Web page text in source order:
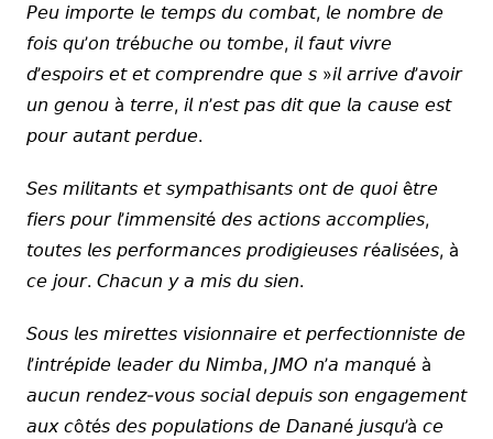
𝘗𝘦𝘶 𝘪𝘮𝘱𝘰𝘳𝘵𝘦 𝘭𝘦 𝘵𝘦𝘮𝘱𝘴 𝘥𝘶 𝘤𝘰𝘮𝘣𝘢𝘵, 𝘭𝘦 𝘯𝘰𝘮𝘣𝘳𝘦 𝘥𝘦
𝘧𝘰𝘪𝘴 𝘲𝘶’𝘰𝘯 𝘵𝘳é𝘣𝘶𝘤𝘩𝘦 𝘰𝘶 𝘵𝘰𝘮𝘣𝘦, 𝘪𝘭 𝘧𝘢𝘶𝘵 𝘷𝘪𝘷𝘳𝘦
𝘥’𝘦𝘴𝘱𝘰𝘪𝘳𝘴 𝘦𝘵 𝘦𝘵 𝘤𝘰𝘮𝘱𝘳𝘦𝘯𝘥𝘳𝘦 𝘲𝘶𝘦 𝘴 »𝘪𝘭 𝘢𝘳𝘳𝘪𝘷𝘦 𝘥’𝘢𝘷𝘰𝘪𝘳
𝘶𝘯 𝘨𝘦𝘯𝘰𝘶 à 𝘵𝘦𝘳𝘳𝘦, 𝘪𝘭 𝘯’𝘦𝘴𝘵 𝘱𝘢𝘴 𝘥𝘪𝘵 𝘲𝘶𝘦 𝘭𝘢 𝘤𝘢𝘶𝘴𝘦 𝘦𝘴𝘵
𝘱𝘰𝘶𝘳 𝘢𝘶𝘵𝘢𝘯𝘵 𝘱𝘦𝘳𝘥𝘶𝘦.
𝘚𝘦𝘴 𝘮𝘪𝘭𝘪𝘵𝘢𝘯𝘵𝘴 𝘦𝘵 𝘴𝘺𝘮𝘱𝘢𝘵𝘩𝘪𝘴𝘢𝘯𝘵𝘴 𝘰𝘯𝘵 𝘥𝘦 𝘲𝘶𝘰𝘪 ê𝘵𝘳𝘦
𝘧𝘪𝘦𝘳𝘴 𝘱𝘰𝘶𝘳 𝘭’𝘪𝘮𝘮𝘦𝘯𝘴𝘪𝘵é 𝘥𝘦𝘴 𝘢𝘤𝘵𝘪𝘰𝘯𝘴 𝘢𝘤𝘤𝘰𝘮𝘱𝘭𝘪𝘦𝘴,
𝘵𝘰𝘶𝘵𝘦𝘴 𝘭𝘦𝘴 𝘱𝘦𝘳𝘧𝘰𝘳𝘮𝘢𝘯𝘤𝘦𝘴 𝘱𝘳𝘰𝘥𝘪𝘨𝘪𝘦𝘶𝘴𝘦𝘴 𝘳é𝘢𝘭𝘪𝘴é𝘦𝘴, à
𝘤𝘦 𝘫𝘰𝘶𝘳. 𝘊𝘩𝘢𝘤𝘶𝘯 𝘺 𝘢 𝘮𝘪𝘴 𝘥𝘶 𝘴𝘪𝘦𝘯.
𝘚𝘰𝘶𝘴 𝘭𝘦𝘴 𝘮𝘪𝘳𝘦𝘵𝘵𝘦𝘴 𝘷𝘪𝘴𝘪𝘰𝘯𝘯𝘢𝘪𝘳𝘦 𝘦𝘵 𝘱𝘦𝘳𝘧𝘦𝘤𝘵𝘪𝘰𝘯𝘯𝘪𝘴𝘵𝘦 𝘥𝘦
𝘭’𝘪𝘯𝘵𝘳é𝘱𝘪𝘥𝘦 𝘭𝘦𝘢𝘥𝘦𝘳 𝘥𝘶 𝘕𝘪𝘮𝘣𝘢, 𝘑𝘔𝘖 𝘯’𝘢 𝘮𝘢𝘯𝘲𝘶é à
𝘢𝘶𝘤𝘶𝘯 𝘳𝘦𝘯𝘥𝘦𝘻-𝘷𝘰𝘶𝘴 𝘴𝘰𝘤𝘪𝘢𝘭 𝘥𝘦𝘱𝘶𝘪𝘴 𝘴𝘰𝘯 𝘦𝘯𝘨𝘢𝘨𝘦𝘮𝘦𝘯𝘵
𝘢𝘶𝘹 𝘤ô𝘵é𝘴 𝘥𝘦𝘴 𝘱𝘰𝘱𝘶𝘭𝘢𝘵𝘪𝘰𝘯𝘴 𝘥𝘦 𝘋𝘢𝘯𝘢𝘯é 𝘫𝘶𝘴𝘲𝘶’à 𝘤𝘦